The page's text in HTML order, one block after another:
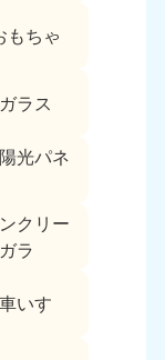
もちゃ
ガラス
光パネ
クリー
ラ
車いす
年中無休
9900
年中無休
鳥取県